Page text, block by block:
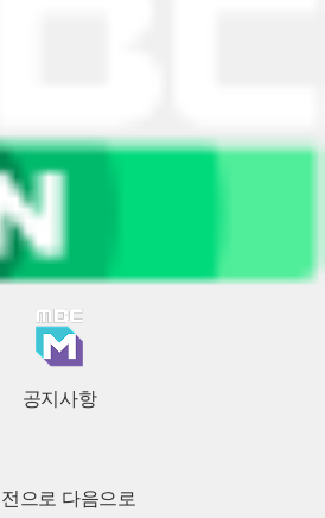
공지사항
으로 다음으로